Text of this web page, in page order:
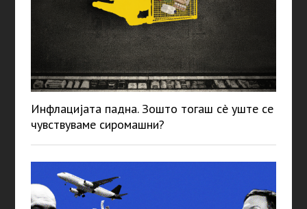
Инфлацијата падна. Зошто тогаш сè уште се
чувствуваме сиромашни?